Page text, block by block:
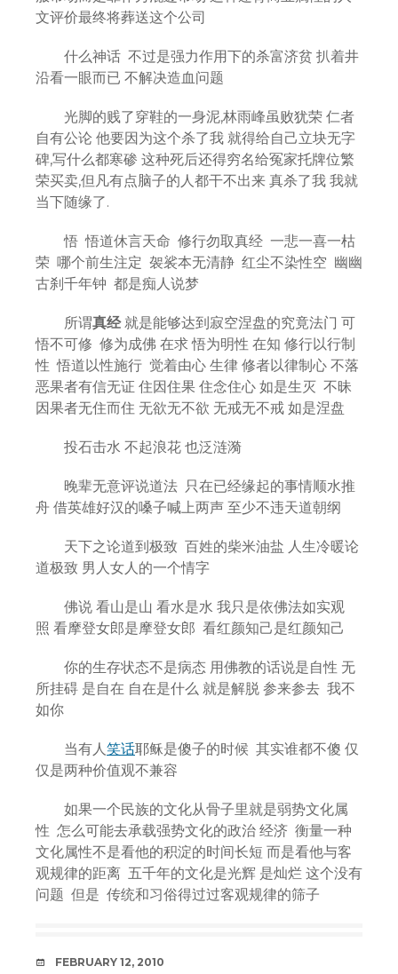
文评价最终将葬送这个公司
什么神话 不过是强力作用下的杀富济贫 扒着井
沿看一眼而已 不解决造血问题
光脚的贱了穿鞋的一身泥,林雨峰虽败犹荣 仁者
自有公论 他要因为这个杀了我 就得给自己立块无字
碑,写什么都寒碜 这种死后还得穷名给冤家托牌位繁
荣买卖,但凡有点脑子的人都干不出来 真杀了我 我就
当下随缘了.
悟 悟道休言天命 修行勿取真经 一悲一喜一枯
荣 哪个前生注定 袈裟本无清静 红尘不染性空 幽幽
古刹千年钟 都是痴人说梦
所谓真经就是能够达到寂空涅盘的究竟法门 可
悟不可修 修为成佛 在求 悟为明性 在知 修行以行制
性 悟道以性施行 觉着由心 生律 修者以律制心 不落
恶果者有信无证 住因住果 住念住心 如是生灭 不昧
因果者无住而住 无欲无不欲 无戒无不戒 如是涅盘
投石击水 不起浪花 也泛涟漪
晚辈无意评说道法 只在已经缘起的事情顺水推
舟 借英雄好汉的嗓子喊上两声 至少不违天道朝纲
天下之论道到极致 百姓的柴米油盐 人生冷暖论
道极致 男人女人的一个情字
佛说 看山是山 看水是水 我只是依佛法如实观
照 看摩登女郎是摩登女郎 看红颜知己是红颜知己
你的生存状态不是病态 用佛教的话说是自性 无
所挂碍 是自在 自在是什么 就是解脱 参来参去 我不
如你
当有人笑话耶稣是傻子的时候 其实谁都不傻 仅
仅是两种价值观不兼容
如果一个民族的文化从骨子里就是弱势文化属
性 怎么可能去承载强势文化的政治 经济 衡量一种
文化属性不是看他的积淀的时间长短 而是看他与客
观规律的距离 五千年的文化是光辉 是灿烂 这个没有
问题 但是 传统和习俗得过过客观规律的筛子
DATE
FEBRUARY 12, 2010